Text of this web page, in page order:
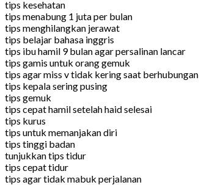
tips kesehatan
tips menabung 1 juta per bulan
tips menghilangkan jerawat
tips belajar bahasa inggris
tips ibu hamil 9 bulan agar persalinan lancar
tips gamis untuk orang gemuk
tips agar miss v tidak kering saat berhubungan
tips kepala sering pusing
tips gemuk
tips cepat hamil setelah haid selesai
tips kurus
tips untuk memanjakan diri
tips tinggi badan
tunjukkan tips tidur
tips cepat tidur
tips agar tidak mabuk perjalanan